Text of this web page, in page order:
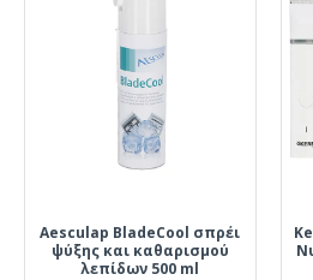
Aesculap BladeCool σπρέι
ψύξης και καθαρισμού
λεπίδων 500 ml